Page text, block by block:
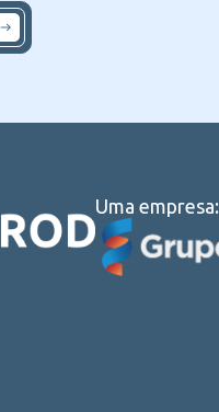
Uma empresa: